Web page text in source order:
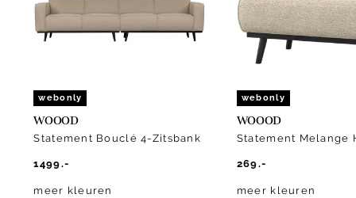
webonly
WOOOD
Statement Bouclé 4-Zitsbank
1499.-
meer kleuren
webonly
WOOOD
Statement Melange
269.-
meer kleuren